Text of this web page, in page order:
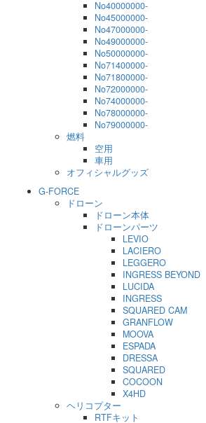
No40000000-
No45000000-
No47000000-
No49000000-
No50000000-
No71400000-
No71800000-
No72000000-
No74000000-
No78000000-
No79000000-
燃料
空用
車用
オフィシャルグッズ
G-FORCE
ドローン
ドローン本体
ドローンパーツ
LEVIO
LACIERO
LEGGERO
INGRESS BEYOND
LUCIDA
INGRESS
SQUARED CAM
GRANFLOW
MOOVA
ESPADA
DRESSA
SQUARED
COCOON
X4HD
ヘリコプター
RTFキット